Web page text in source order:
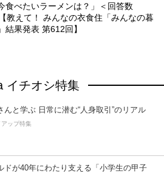
食べたいラーメンは？」＜回答数
教えて！ みんなの衣食住「みんなの暮
結果発表 第612回】
イチオシ特集
んと学ぶ 日常に潜む“人身取引”のリアル
アップ特集
ドが40年にわたり支える「小学生の甲子